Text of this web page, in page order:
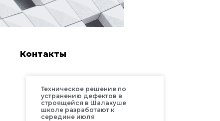
Контакты
Техническое решение по
устранению дефектов в
строящейся в Шалакуше
школе разработают к
середине июля